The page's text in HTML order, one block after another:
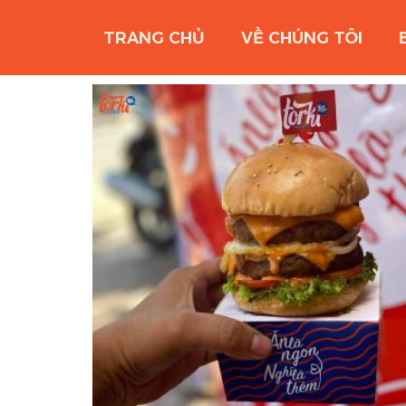
TRANG CHỦ VỀ CHÚNG TÔI